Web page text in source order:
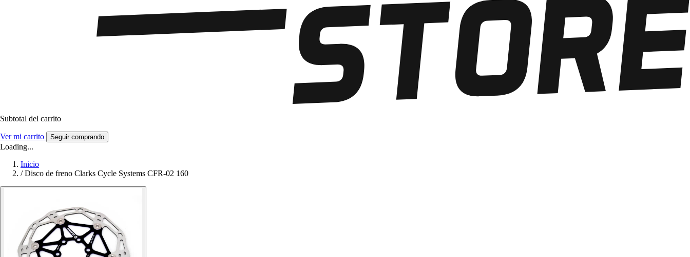
Subtotal del carrito
Ver mi carrito Seguir comprando
Loading...
Inicio
/ Disco de freno Clarks Cycle Systems CFR-02 160